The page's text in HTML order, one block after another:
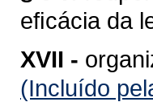
eﬁcácia da
XVII -
(Incluído